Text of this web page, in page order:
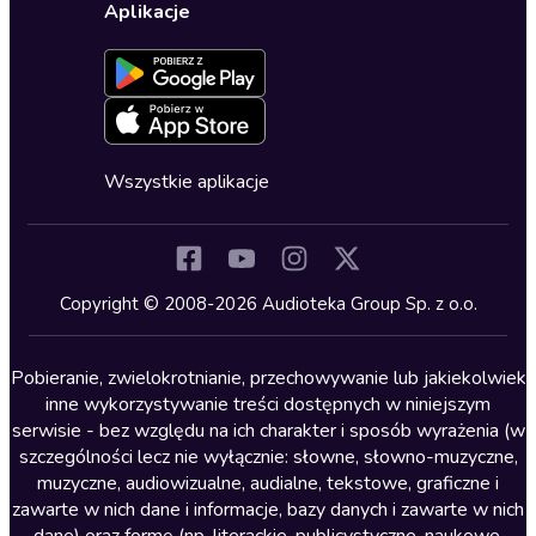
Dla młodzieży
Kryminały
Lektury szkolne
Literatura anglojęzyczna
Literatura faktu
Literatura obyczajowa
Literatura piękna obca
Ustawienia prywatności
Formularz zgłaszania nielegalnych treści
Deklaracja dostępności
Oferta dla firm i bibliotek
Dołącz do newslettera
Blog
Zapowiedzi
Cykle audiobooków
Aplikacje
Wszystkie aplikacje
Copyright © 2008-2026 Audioteka Group Sp. z o.o.
Pobieranie, zwielokrotnianie, przechowywanie lub jakiekolwiek
inne wykorzystywanie treści dostępnych w niniejszym
serwisie - bez względu na ich charakter i sposób wyrażenia (w
szczególności lecz nie wyłącznie: słowne, słowno-muzyczne,
muzyczne, audiowizualne, audialne, tekstowe, graficzne i
zawarte w nich dane i informacje, bazy danych i zawarte w nich